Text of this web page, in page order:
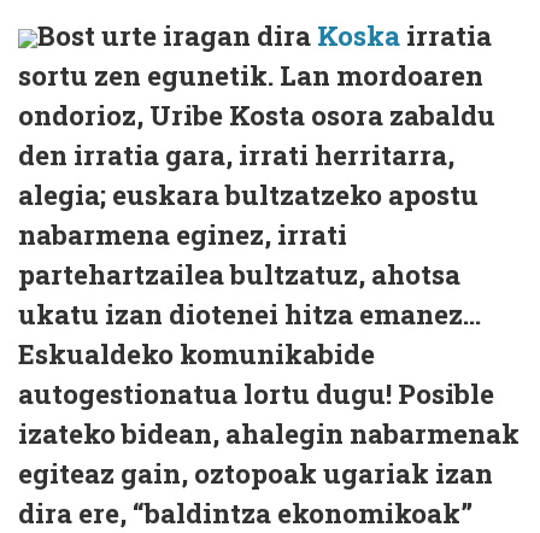
Bost urte iragan dira Koska irratia
sortu zen egunetik. Lan mordoaren
ondorioz, Uribe Kosta osora zabaldu
den irratia gara, irrati herritarra,
alegia; euskara bultzatzeko apostu
nabarmena eginez, irrati
partehartzailea bultzatuz, ahotsa
ukatu izan diotenei hitza emanez...
Eskualdeko komunikabide
autogestionatua lortu dugu! Posible
izateko bidean, ahalegin nabarmenak
egiteaz gain, oztopoak ugariak izan
dira ere, “baldintza ekonomikoak”